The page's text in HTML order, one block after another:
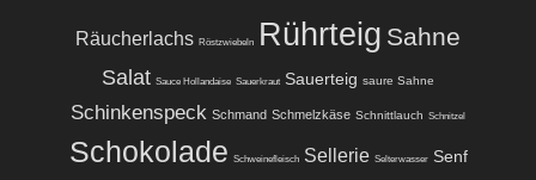
Räucherlachs Röstzwiebeln Rührteig Sahne
Salat Sauce Hollandaise Sauerkraut Sauerteig saure Sahne
Schinkenspeck Schmand Schmelzkäse Schnittlauch Schnitzel
Schokolade Schweinefleisch Sellerie Selterwasser Senf